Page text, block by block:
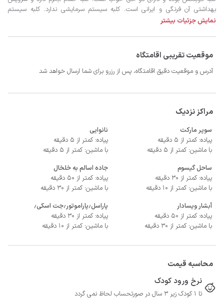
- اتاق پذیرایی دارای مبلمان، تلویزیون
نمایش جزئیات بیشتر
موقعیت تقریبی اقامتگاه
آدرس و موقعیت دقیق اقامتگاه، پس از رزرو برای شما ارسال خواهد شد
مراکز نزدیک
سوپر مارکت
پیاده: کمتر از 5 دقیقه
با ماشین: کمتر از 5 دقیقه
نانوایی
پیاده: کمتر از 5 دقیقه
با ماشین: کمتر از 5 دقیقه
ساحل گیسوم
پیاده: کمتر از 30 دقیقه
با ماشین: کمتر از 10 دقیقه
جاده اسالم به خلخال
پیاده: کمتر از 50 دقیقه
با ماشین: کمتر از 30 دقیقه
آبشار ویسادار
پیاده: کمتر از 50 دقیقه
با ماشین: کمتر از 30 دقیقه
پاراسل٫پاراموتور٫جت اسکی٫
پیاده: کمتر از 30 دقیقه
با ماشین: کمتر از 10 دقیقه
محاسبه قیمت
نرخ ورود کودک
تا 1 کودک زیر 3 سال در صورتحساب لحاظ نمی گردد